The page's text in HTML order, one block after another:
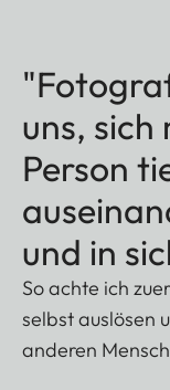
uns, sich
Person
und in
So achte ich
selbst auslösen
anderen